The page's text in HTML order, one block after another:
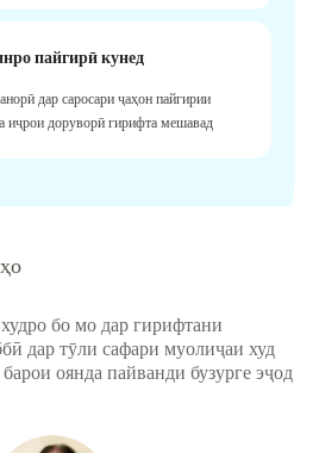
пайгирӣ кунед
дар саросари ҷаҳон пайгирии
иҷрои доруворӣ гирифта мешавад
бо мо дар гирифтани
дар тӯли сафари муолиҷаи худ
оянда пайванди бузурге эҷод